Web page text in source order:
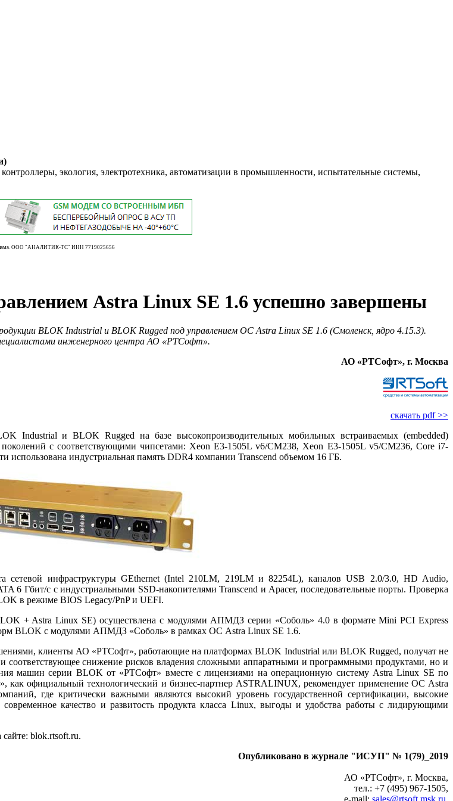
экология, электротехника, автоматизации в промышленности, испытательные системы,
ООО "АНАЛИТИК-ТС" ИНН 7719025656
Astra Linux SE 1.6 успешно завершены
BLOK Industrial и BLOK Rugged под управлением ОС Astra Linux SE 1.6 (Смоленск, ядро 4.15.3).
инженерного центра АО «РТСофт».
АО «РТСофт», г. Москва
скачать pdf >>
Industrial и BLOK Rugged на базе высокопроизводительных мобильных встраиваемых (embedded)
c соответствующими чипсетами: Xeon E3-1505L v6/CM238, Xeon E3-1505L v5/CM236, Core i7-
индустриальная память DDR4 компании Transcend объемом 16 ГБ.
сетевой инфраструктуры GEthernet (Intel 210LM, 219LM и 82254L), каналов USB 2.0/3.0, HD Audio,
6 Гбит/c с индустриальными SSD-накопителями Transcend и Apacer, последовательные порты. Проверка
в режиме BIOS Legacy/PnP и UEFI.
+ Astra Linux SE) осуществлена с модулями АПМДЗ серии «Соболь» 4.0 в формате Mini PCI Express
BLOK с модулями АПМДЗ «Соболь» в рамках ОС Astra Linux SE 1.6.
клиенты АО «РТСофт», работающие на платформах BLOK Industrial или BLOK Rugged, получат не
снижение рисков владения сложными аппаратными и программными продуктами, но и
машин серии BLOK от «РТСофт» вместе с лицензиями на операционную систему Astra Linux SE по
как официальный технологический и бизнес-партнер ASTRALINUX, рекомендует применение ОС Astra
где критически важными являются высокий уровень государственной сертификации, высокие
качество и развитость продукта класса Linux, выгоды и удобства работы с лидирующими
blok.rtsoft.ru.
Опубликовано в журнале "ИСУП" № 1(79)_2019
АО «РТСофт», г. Москва,
тел.: +7 (495) 967‑1505,